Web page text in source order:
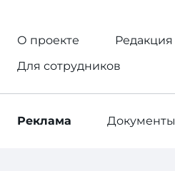
О проекте
Редакция
Для сотрудников
Реклама Документы